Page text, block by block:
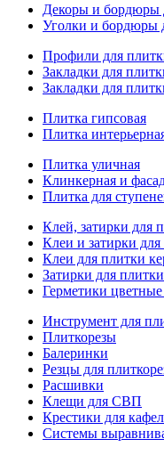
Декоры и бордюры
Уголки и бордюры
Профили для
Закладки для
Закладки для
Плитка гипсовая
Плитка
Плитка уличная
Клинкерная и
Плитка для
Клей, затирки для
Клеи и затирки
Клеи для плитки
Затирки для
Герметики
Инструмент для
Плиткорезы
Балеринки
Резцы для
Расшивки
Клещи для СВП
Крестики для
Системы